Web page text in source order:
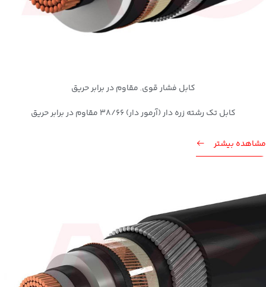
کابل فشار قوی, مقاوم در برابر حریق
کابل تک رشته زره دار (آرمور دار) 38/66 مقاوم در برابر حریق
مشاهده بیشتر